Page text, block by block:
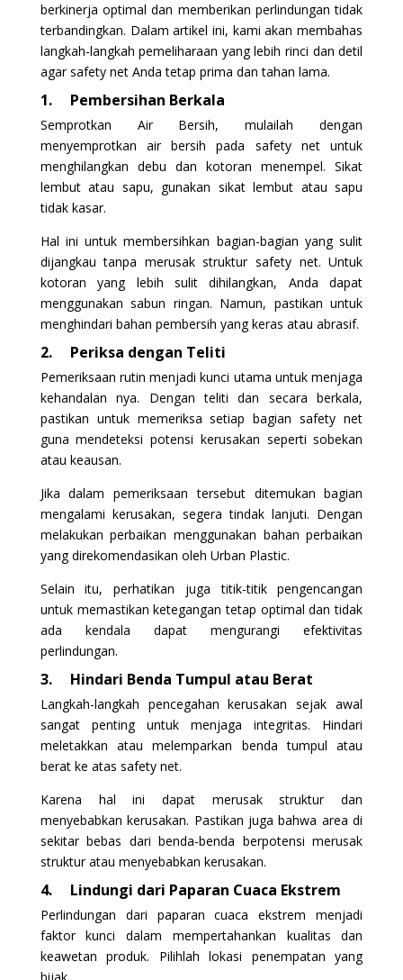
berkinerja optimal dan memberikan perlindungan tidak
terbandingkan. Dalam artikel ini, kami akan membahas
langkah-langkah pemeliharaan yang lebih rinci dan detil
agar safety net Anda tetap prima dan tahan lama.
1. Pembersihan Berkala
Semprotkan Air Bersih, mulailah dengan
menyemprotkan air bersih pada safety net untuk
menghilangkan debu dan kotoran menempel. Sikat
lembut atau sapu, gunakan sikat lembut atau sapu
tidak kasar.
Hal ini untuk membersihkan bagian-bagian yang sulit
dijangkau tanpa merusak struktur safety net. Untuk
kotoran yang lebih sulit dihilangkan, Anda dapat
menggunakan sabun ringan. Namun, pastikan untuk
menghindari bahan pembersih yang keras atau abrasif.
2. Periksa dengan Teliti
Pemeriksaan rutin menjadi kunci utama untuk menjaga
kehandalan nya. Dengan teliti dan secara berkala,
pastikan untuk memeriksa setiap bagian safety net
guna mendeteksi potensi kerusakan seperti sobekan
atau keausan.
Jika dalam pemeriksaan tersebut ditemukan bagian
mengalami kerusakan, segera tindak lanjuti. Dengan
melakukan perbaikan menggunakan bahan perbaikan
yang direkomendasikan oleh Urban Plastic.
Selain itu, perhatikan juga titik-titik pengencangan
untuk memastikan ketegangan tetap optimal dan tidak
ada kendala dapat mengurangi efektivitas
perlindungan.
3. Hindari Benda Tumpul atau Berat
Langkah-langkah pencegahan kerusakan sejak awal
sangat penting untuk menjaga integritas. Hindari
meletakkan atau melemparkan benda tumpul atau
berat ke atas safety net.
Karena hal ini dapat merusak struktur dan
menyebabkan kerusakan. Pastikan juga bahwa area di
sekitar bebas dari benda-benda berpotensi merusak
struktur atau menyebabkan kerusakan.
4. Lindungi dari Paparan Cuaca Ekstrem
Perlindungan dari paparan cuaca ekstrem menjadi
faktor kunci dalam mempertahankan kualitas dan
keawetan produk. Pilihlah lokasi penempatan yang